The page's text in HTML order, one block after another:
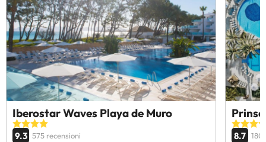
Iberostar Waves Playa de Muro
9.3 575 recensioni 8.7